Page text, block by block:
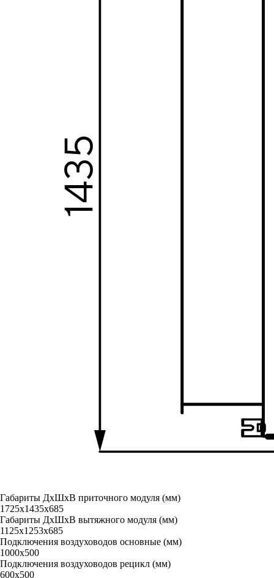
Габариты ДxШxВ приточного модуля (мм)
1725x1435x685
Габариты ДxШxВ вытяжного модуля (мм)
1125x1253x685
Подключения воздуховодов основные (мм)
1000х500
Подключения воздуховодов рецикл (мм)
600х500